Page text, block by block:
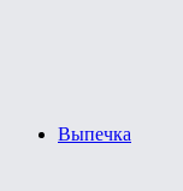
Выпечка